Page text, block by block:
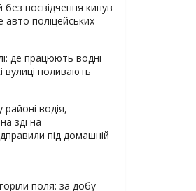
без посвідчення кинув
поліцейських
де працюють водні
вулиці поливають
водія,
на
під домашній
поля: за добу